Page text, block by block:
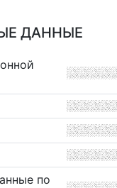
ДАННЫЕ
по